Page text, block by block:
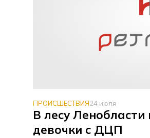
ПРОИСШЕСТВИЯ24 июля
В лесу
девочки с ДЦП